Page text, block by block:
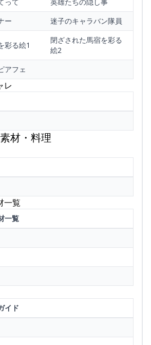
ー
迷子のキャラバン隊員
彩る絵1
閉ざされた馬宿を彩る
絵2
アフェ
レ
材・料理
一覧
一覧
イド